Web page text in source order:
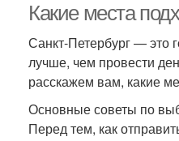
Какие места
Санкт-Петербург — это
лучше, чем провести
расскажем вам, какие
Основные советы по
Перед тем, как